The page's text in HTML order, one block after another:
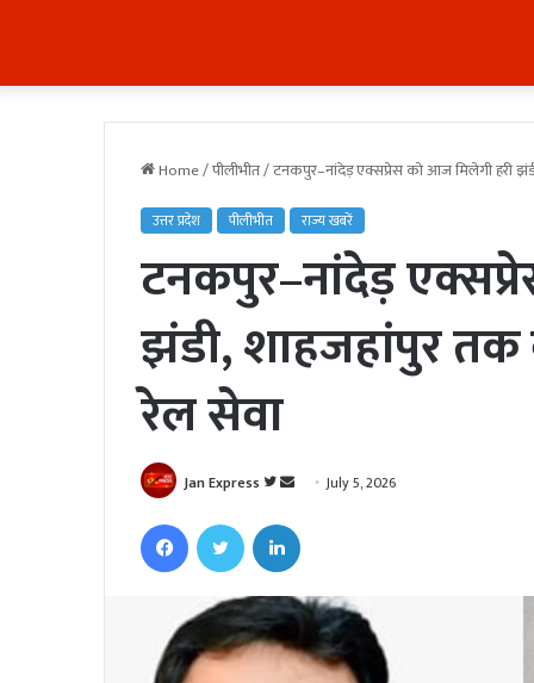
Home/पीलीभीत/टनकपुर–नांदेड़ एक्सप्रेस को आज मिलेगी हरी
उत्तर प्रदेश पीलीभीत राज्य खबरें
टनकपुर–नांदेड़
झंडी, शाहजहांपुर तक
रेल सेवा
Jan Express
F
l
l
o
w
o
n
d
a
n
e
July 5, 2026